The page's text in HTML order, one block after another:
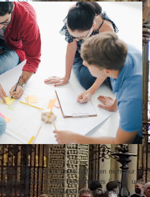
Stift möchte seine Aufgaben nicht nur in
wissen. Alle Bereiche des Sozial- und
auf qualifizierte Mitarbeiter angewiesen.